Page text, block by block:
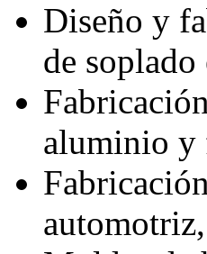
Diseño y
de
aluminio y